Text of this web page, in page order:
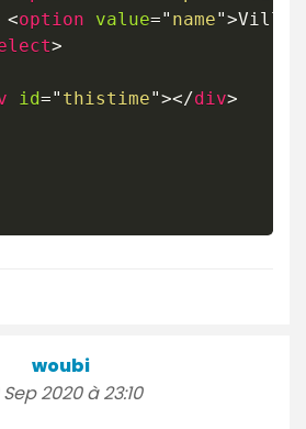
<option value=" name">Villes
>
id=" thistime"></div>
woubi
2020 à 23:10